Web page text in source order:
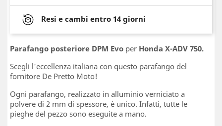
Resi e cambi entro 14 giorni
Parafango posteriore DPM Evo per Honda X-ADV 750.
Scegli l'eccellenza italiana con questo parafango del
fornitore De Pretto Moto!
Ogni parafango, realizzato in alluminio verniciato a
polvere di 2 mm di spessore, è unico. Infatti, tutte le
pieghe del pezzo sono eseguite a mano.